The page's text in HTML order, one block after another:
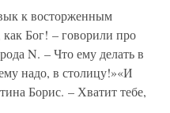
к восторженным
как Бог! – говорили про
N. – Что ему делать в
надо, в столицу!»«И
Борис. – Хватит тебе,